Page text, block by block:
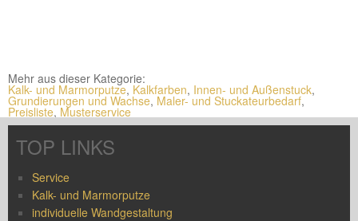
Mehr aus dieser Kategorie:
Kalk- und Marmorputze, Kalkfarben, Innen- und Außenstuck,
Grundierungen und Wachse, Maler- und Stuckateurbedarf,
Preisliste, Musterservice
TOP LINKS
Service
Kalk- und Marmorputze
individuelle Wandgestaltung